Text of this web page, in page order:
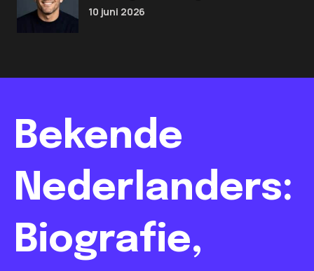
10 juni 2026
Bekende
Nederlanders:
Biografie,